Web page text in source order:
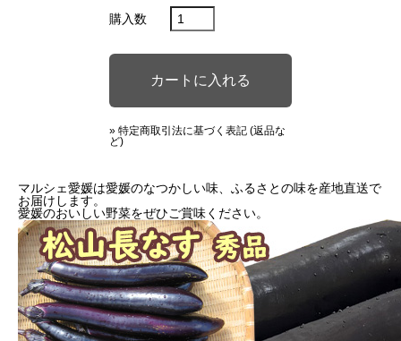
購入数
» 特定商取引法に基づく表記 (返品な
ど)
マルシェ愛媛は愛媛のなつかしい味、ふるさとの味を産地直送で
お届けします。
愛媛のおいしい野菜をぜひご賞味ください。